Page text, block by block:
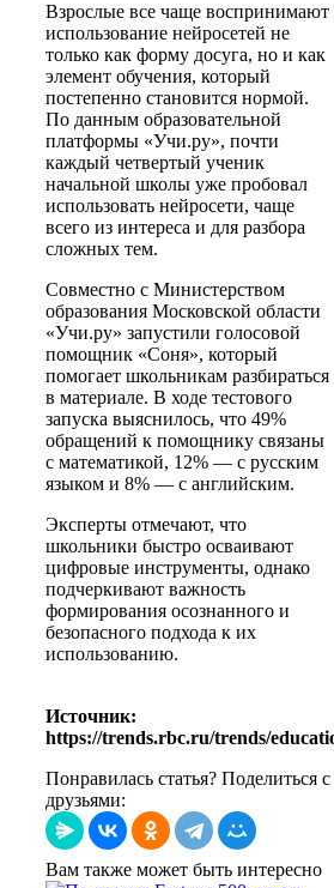
Взрослые все чаще воспринимают
использование нейросетей не
только как форму досуга, но и как
элемент обучения, который
постепенно становится нормой.
По данным образовательной
платформы «Учи.ру», почти
каждый четвертый ученик
начальной школы уже пробовал
использовать нейросети, чаще
всего из интереса и для разбора
сложных тем.
Совместно с Министерством
образования Московской области
«Учи.ру» запустили голосовой
помощник «Соня», который
помогает школьникам разбираться
в материале. В ходе тестового
запуска выяснилось, что 49%
обращений к помощнику связаны
с математикой, 12% — с русским
языком и 8% — с английским.
Эксперты отмечают, что
школьники быстро осваивают
цифровые инструменты, однако
подчеркивают важность
формирования осознанного и
безопасного подхода к их
использованию.
Источник:
https://trends.rbc.ru/trends/
Понравилась статья? Поделиться с
друзьями:
Вам также может быть интересно